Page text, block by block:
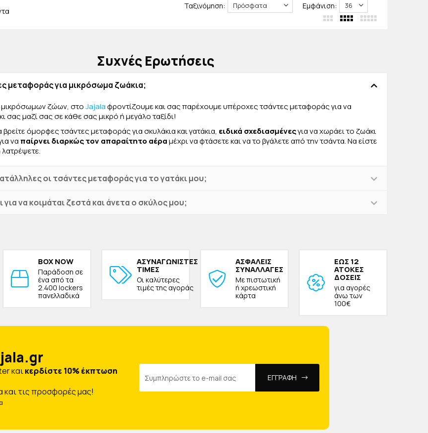
Ταξινόμηση: Εμφάνιση:
Συχνές Ερωτήσεις
μεταφοράς για μικρόσωμα ζωάκια;
μικρόσωμων ζώων, στοJajalaφροντίζουμε και σας παρέχουμε υπέροχες τσάντες μεταφοράς για να
σας μαζί σας σε κάθε σας μικρό ή μεγάλο ταξίδι!
όμορφες τσάντες μεταφοράς για σκυλάκια και γατάκια, ειδικά σχεδιασμένεςγια να χωράει το ζωάκι
να παίρνει διαρκώς τον απαραίτητο αέραμέχρι να φτάσετε και να το βγάλετε από την τσάντα. Να είστε
οι τσάντες μεταφοράς για το γατάκι μου;
να κοιμάται ζεστά και άνετα ο σκύλος μου;
BOX NOW
Παράδοση σε
ένα από τα
2.400 lockers
πανελλαδικά
ΑΣΥΝΑΓΩΝΙΣΤΕΣ
ΤΙΜΕΣ
Οι καλύτερες
τιμές της αγοράς
ΑΣΦΑΛΕΙΣ
ΣΥΝΑΛΛΑΓΕΣ
Με πιστωτική
ή χρεωστική
κάρτα
ΕΩΣ 12
ΑΤΟΚΕΣ
ΔΟΣΕΙΣ
για αγορές
άνω των
100€
καικερδίστε 10% έκπτωση
και τις προσφορές μας!
ΕΓΓΡΑΦΗ